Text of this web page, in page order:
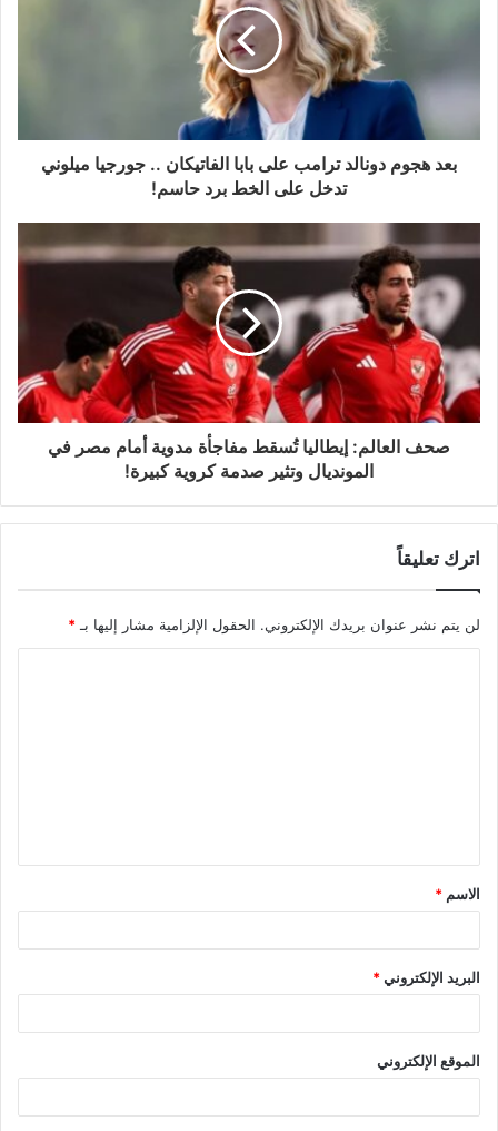
بعد هجوم دونالد ترامب على بابا الفاتيكان .. جورجيا ميلوني
تدخل على الخط برد حاسم!
صحف العالم: إيطاليا تُسقط مفاجأة مدوية أمام مصر في
المونديال وتثير صدمة كروية كبيرة!
اترك تعليقاً
لن يتم نشر عنوان بريدك الإلكتروني. الحقول الإلزامية مشار إليها بـ *
الاسم *
البريد الإلكتروني*
الموقع الإلكتروني